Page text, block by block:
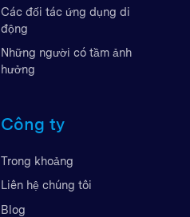
Các đối tác ứng dụng di
động
Những người có tầm ảnh
hưởng
Công ty
Trong khoảng
Liên hệ chúng tôi
Blog